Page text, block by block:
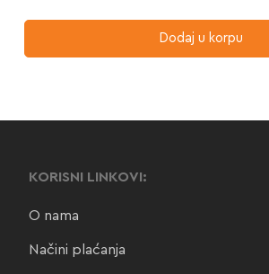
Dodaj u korpu
KORISNI LINKOVI:
O nama
Načini plaćanja